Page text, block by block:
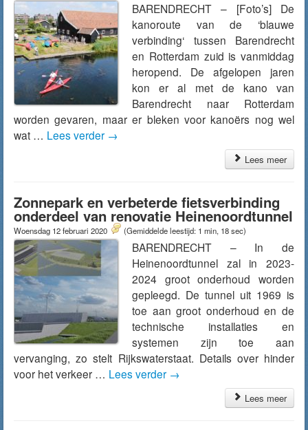
BARENDRECHT – [Foto’s] De
kanoroute van de ‘blauwe
verbinding‘ tussen Barendrecht
en Rotterdam zuid is vanmiddag
heropend. De afgelopen jaren
kon er al met de kano van
Barendrecht naar Rotterdam
worden gevaren, maar er bleken voor kanoërs nog wel
wat … Lees verder →
Lees meer
Zonnepark en verbeterde fietsverbinding
onderdeel van renovatie Heinenoordtunnel
Woensdag 12 februari 2020 (Gemiddelde leestijd: 1 min, 18 sec)
BARENDRECHT – In de
Heinenoordtunnel zal in 2023-
2024 groot onderhoud worden
gepleegd. De tunnel uit 1969 is
toe aan groot onderhoud en de
technische installaties en
systemen zijn toe aan
vervanging, zo stelt Rijkswaterstaat. Details over hinder
voor het verkeer … Lees verder →
Lees meer